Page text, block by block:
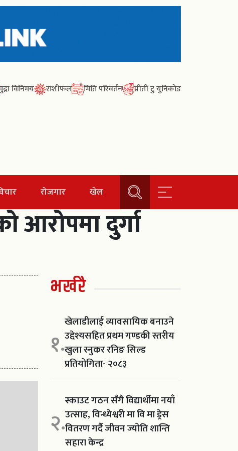
विनिमय राशीफल मिति परिवर्तन प्रीती टु युनिकोड
रोजगार खेल
आरोपमा दुर्गा
भर्खरै
१.
खेलाडीलाई व्यावसायिक बनाउने
उद्देश्यसहित प्रथम गण्डकी स्तरीय
खुला स्नुकर रनिङ सिल्ड
प्रतियोगिता- २०८३
२.
स्काउट गठन सँगै विद्यार्थीमा नयाँ
उत्साह, विन्ध्येश्वरी मा वि मा ड्रेस
वितरण गर्दै जीवन ज्योति शान्ति
सहारा केन्द्र